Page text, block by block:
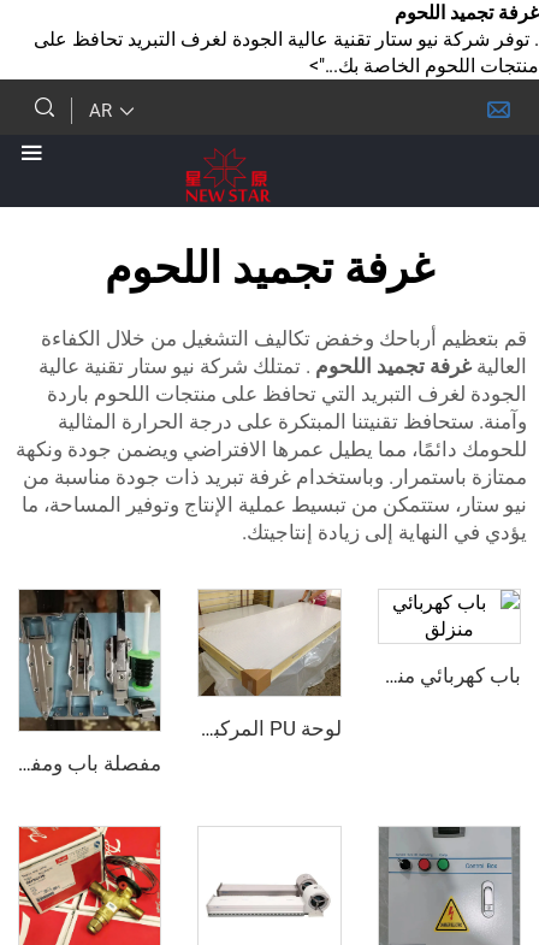
ستار تقنية عالية الجودة لغرف التبريد تحافظ على
الخاصة بك...">
غرفة تجميد اللحوم
أرباحك وخفض تكاليف التشغيل من خلال الكفاءة
تجميد اللحوم. تمتلك شركة نيو ستار تقنية عالية
التبريد التي تحافظ على منتجات اللحوم باردة
تقنيتنا المبتكرة على درجة الحرارة المثالية
مما يطيل عمرها الافتراضي ويضمن جودة ونكهة
وباستخدام غرفة تبريد ذات جودة مناسبة من
من تبسيط عملية الإنتاج وتوفير المساحة، ما
إلى زيادة إنتاجيتك.
باب كهربائي منزلق
لوحة PU المركبة من الفولاذ الملون
مفصلة باب ومفتوح الباب - نصف مدفون